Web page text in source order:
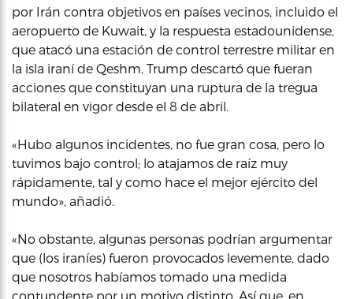
por Irán contra objetivos en países vecinos, incluido el
aeropuerto de Kuwait, y la respuesta estadounidense,
que atacó una estación de control terrestre militar en
la isla iraní de Qeshm, Trump descartó que fueran
acciones que constituyan una ruptura de la tregua
bilateral en vigor desde el 8 de abril.
«Hubo algunos incidentes, no fue gran cosa, pero lo
tuvimos bajo control; lo atajamos de raíz muy
rápidamente, tal y como hace el mejor ejército del
mundo», añadió.
«No obstante, algunas personas podrían argumentar
que (los iraníes) fueron provocados levemente, dado
que nosotros habíamos tomado una medida
contundente por un motivo distinto. Así que, en